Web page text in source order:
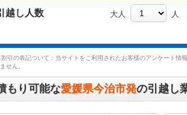
越し人数 大人 人
引の表記ついて：当サイトをご利用されたお客様のアンケート情
せん。
もり可能な愛媛県今治市発の引越し